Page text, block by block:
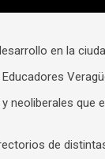
en la
neoliberales que
de